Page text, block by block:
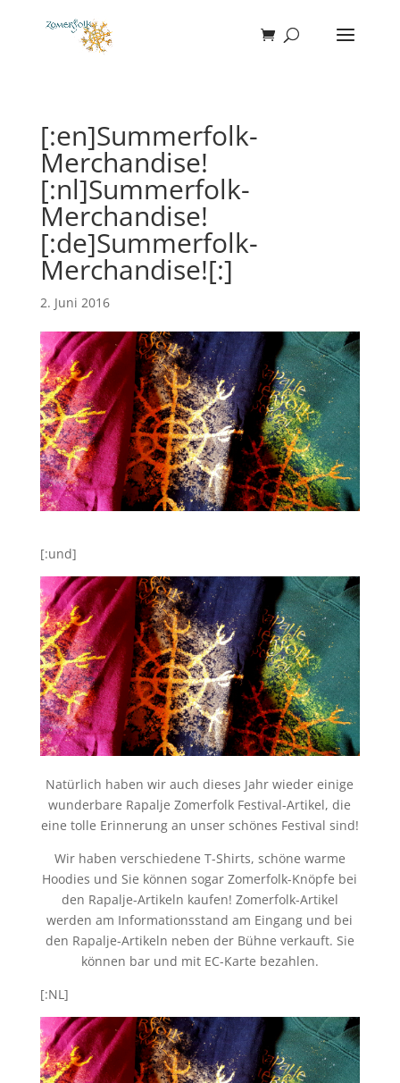
[:en]Summerfolk-
Merchandise!
[:nl]Summerfolk-
Merchandise!
[:de]Summerfolk-
Merchandise![:]
2. Juni 2016
[:und]
Natürlich haben wir auch dieses Jahr wieder einige
wunderbare Rapalje Zomerfolk Festival-Artikel, die
eine tolle Erinnerung an unser schönes Festival sind!
Wir haben verschiedene T-Shirts, schöne warme
Hoodies und Sie können sogar Zomerfolk-Knöpfe bei
den Rapalje-Artikeln kaufen! Zomerfolk-Artikel
werden am Informationsstand am Eingang und bei
den Rapalje-Artikeln neben der Bühne verkauft. Sie
können bar und mit EC-Karte bezahlen.
[:NL]